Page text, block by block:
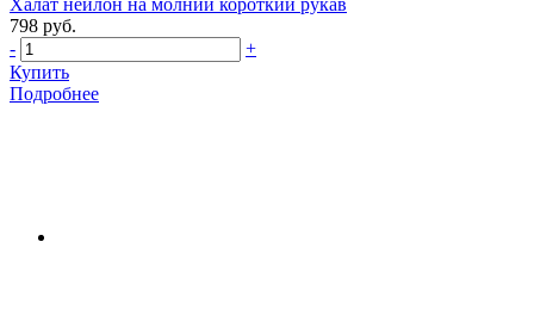
Халат нейлон на молнии короткий рукав
798 руб.
-
+
Купить
Подробнее